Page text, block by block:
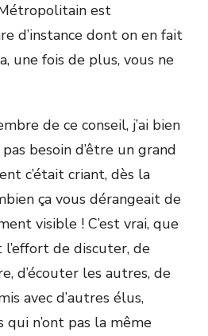
est
d’instance dont on en fait
une fois de plus, vous ne
de ce conseil, j’ai bien
besoin d’être un grand
c’était criant, dès la
ça vous dérangeait de
visible ! C’est vrai, que
de discuter, de
d’écouter les autres, de
avec d’autres élus,
n’ont pas la même